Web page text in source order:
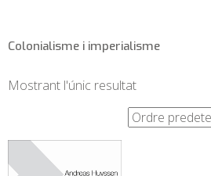
Colonialisme i imperialisme
Mostrant l'únic resultat